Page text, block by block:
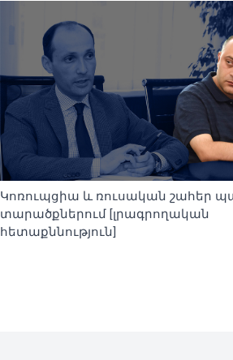
Կոռուպցիա և ռուսական շահեր
տարածքներում [լրագրողական
հետաքննություն]